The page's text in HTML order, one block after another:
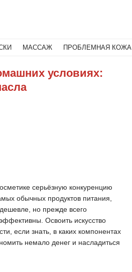
МАССАЖ ПРОБЛЕМНАЯ КОЖА
условиях:
серьёзную конкуренцию
обычных продуктов питания,
но прежде всего
Освоить искусство
если знать, в каких компонентах
немало денег и насладиться